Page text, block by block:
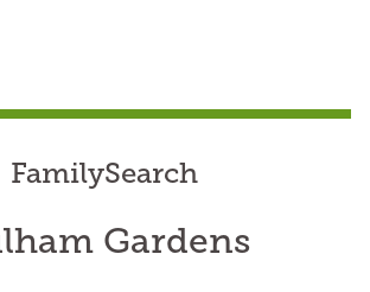
FamilySearch
Gardens